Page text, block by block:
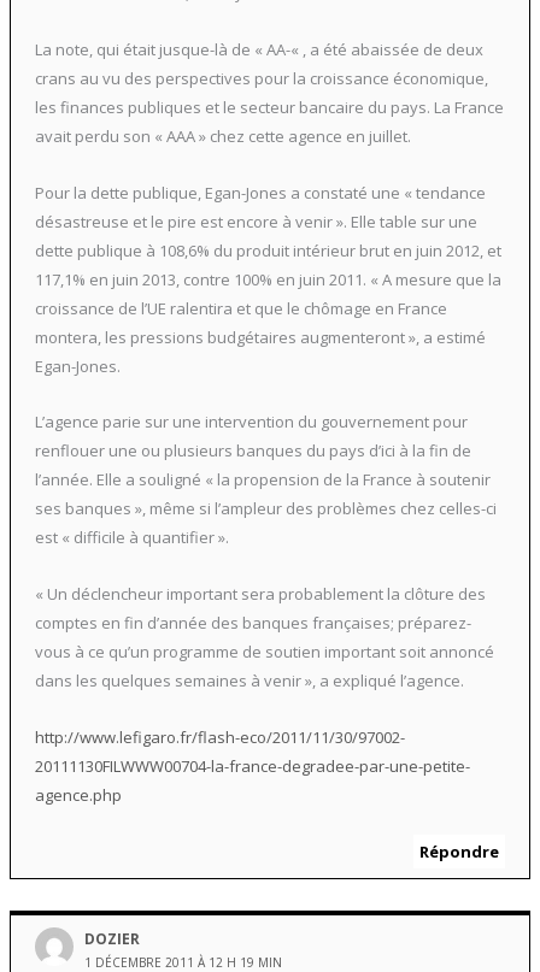
La note, qui était jusque-là de « AA-« , a été abaissée de deux
crans au vu des perspectives pour la croissance économique,
les finances publiques et le secteur bancaire du pays. La France
avait perdu son « AAA » chez cette agence en juillet.
Pour la dette publique, Egan-Jones a constaté une « tendance
désastreuse et le pire est encore à venir ». Elle table sur une
dette publique à 108,6% du produit intérieur brut en juin 2012, et
117,1% en juin 2013, contre 100% en juin 2011. « A mesure que la
croissance de l’UE ralentira et que le chômage en France
montera, les pressions budgétaires augmenteront », a estimé
Egan-Jones.
L’agence parie sur une intervention du gouvernement pour
renflouer une ou plusieurs banques du pays d’ici à la fin de
l’année. Elle a souligné « la propension de la France à soutenir
ses banques », même si l’ampleur des problèmes chez celles-ci
est « difficile à quantifier ».
« Un déclencheur important sera probablement la clôture des
comptes en fin d’année des banques françaises; préparez-
vous à ce qu’un programme de soutien important soit annoncé
dans les quelques semaines à venir », a expliqué l’agence.
http://www.lefigaro.fr/flash-eco/2011/11/30/97002-
20111130FILWWW00704-la-france-degradee-par-une-petite-
agence.php
Répondre
DOZIER
1 DÉCEMBRE 2011 À 12 H 19 MIN